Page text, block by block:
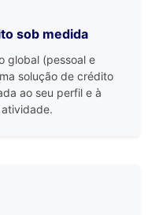
sob medida
global (pessoal e
solução de crédito
ao seu perfil e à